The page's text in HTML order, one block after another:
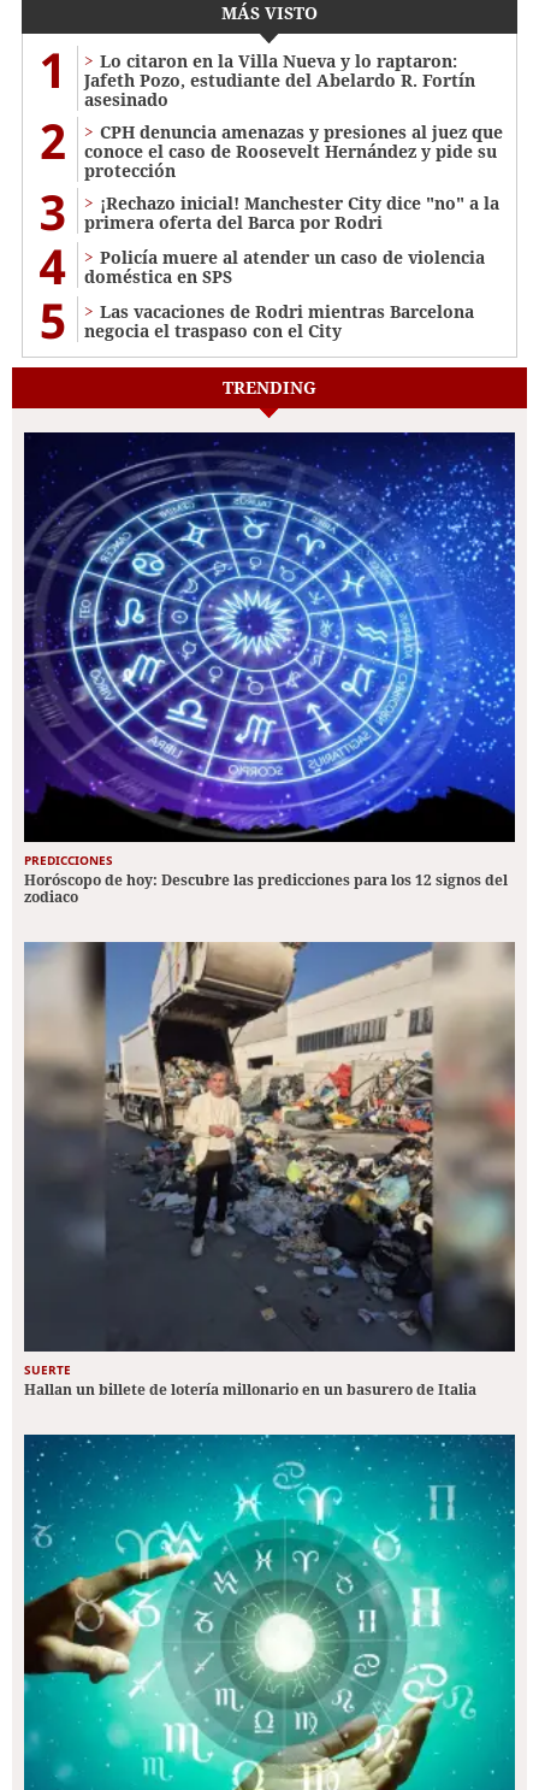
MÁS VISTO
1
Lo citaron en la Villa Nueva y lo raptaron:
Jafeth Pozo, estudiante del Abelardo R. Fortín
asesinado
2
CPH denuncia amenazas y presiones al juez que
conoce el caso de Roosevelt Hernández y pide su
protección
3
¡Rechazo inicial! Manchester City dice "no" a la
primera oferta del Barca por Rodri
4
Policía muere al atender un caso de violencia
doméstica en SPS
5
Las vacaciones de Rodri mientras Barcelona
negocia el traspaso con el City
TRENDING
PREDICCIONES
Horóscopo de hoy: Descubre las predicciones para los 12 signos del
zodiaco
SUERTE
Hallan un billete de lotería millonario en un basurero de Italia